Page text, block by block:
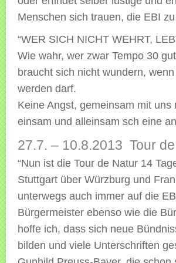
Menschen sich trauen, die EBI
“WER SICH NICHT WEHRT,
Wie wahr, wer zwar Tempo 30
braucht sich nicht wundern,
werden darf.
Keine Angst, gemeinsam mit
einsam und alleinsam sch eine
27.7. – 10.8.2013 Tour
“Nun ist die Tour de Natur 14
Stuttgart über Würzburg und
unterwegs auch immer auf die
Bürgermeister ebenso wie die
hoffe ich, dass sich neue
bilden und viele Unterschriften